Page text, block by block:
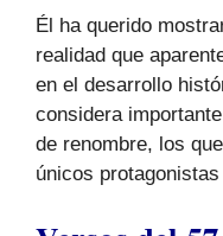
Él ha querido
realidad que
en el desarrollo
considera
de renombre, los
únicos